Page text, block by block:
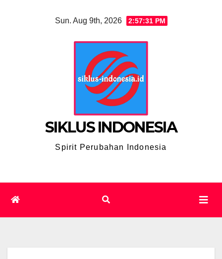
Sun. Aug 9th, 2026 2:57:32 PM
SIKLUS INDONESIA
Spirit Perubahan Indonesia